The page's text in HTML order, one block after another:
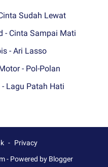
Sudah Lewat
- Cinta Sampai Mati
- Ari Lasso
- Pol-Polan
Lagu Patah Hati
Privacy
- Powered by Blogger